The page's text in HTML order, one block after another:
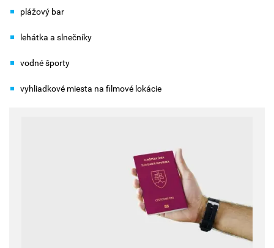
plážový bar
lehátka a slnečníky
vodné športy
vyhliadkové miesta na filmové lokácie